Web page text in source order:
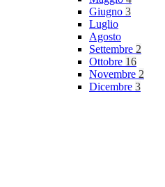
Giugno 3
Luglio
Agosto
Settembre 2
Ottobre 16
Novembre 2
Dicembre 3